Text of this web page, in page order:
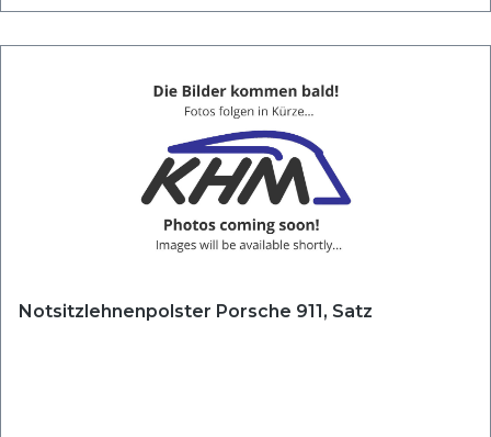
Notsitzlehnenpolster Porsche 911, Satz